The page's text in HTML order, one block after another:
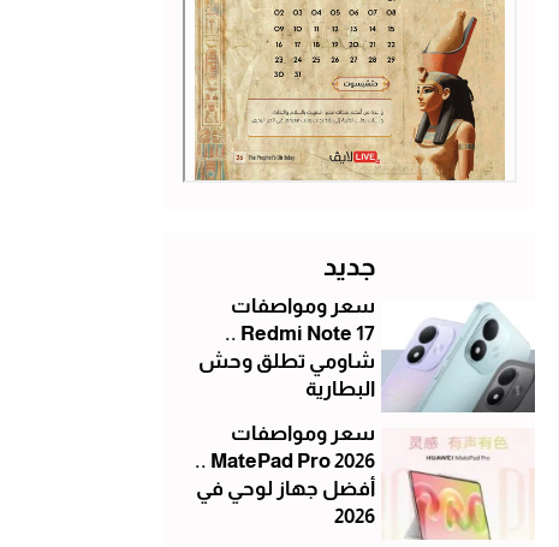
جديد
سعر ومواصفات
Redmi Note 17 ..
شاومي تطلق وحش
البطارية
سعر ومواصفات
MatePad Pro 2026 ..
أفضل جهاز لوحي في
2026